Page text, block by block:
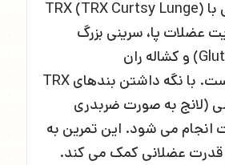
حرکت لانج کِرسی با TRX (TRX Curtsy Lunge)
عضلات پا، سرینی بزرگ
(Gluteus Maximus) و کشاله ران
(Adductors) است. با نگه داشتن بندهای TRX
(لانج به صورت ضربدری
انجام می شود. این تمرین به
قدرت عضلانی کمک می کند.